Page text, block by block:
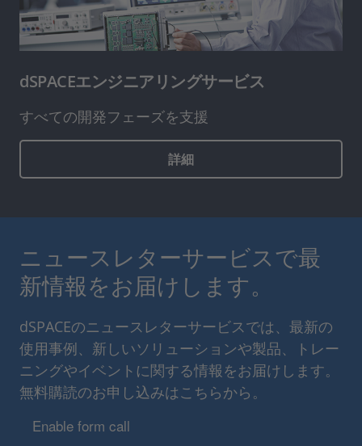
dSPACEエンジニアリングサービス
すべての開発フェーズを支援
詳細
ニュースレターサービスで最
新情報をお届けします。
dSPACEのニュースレターサービスでは、最新の
使用事例、新しいソリューションや製品、トレー
ニングやイベントに関する情報をお届けします。
無料購読のお申し込みはこちらから。
Enable form call